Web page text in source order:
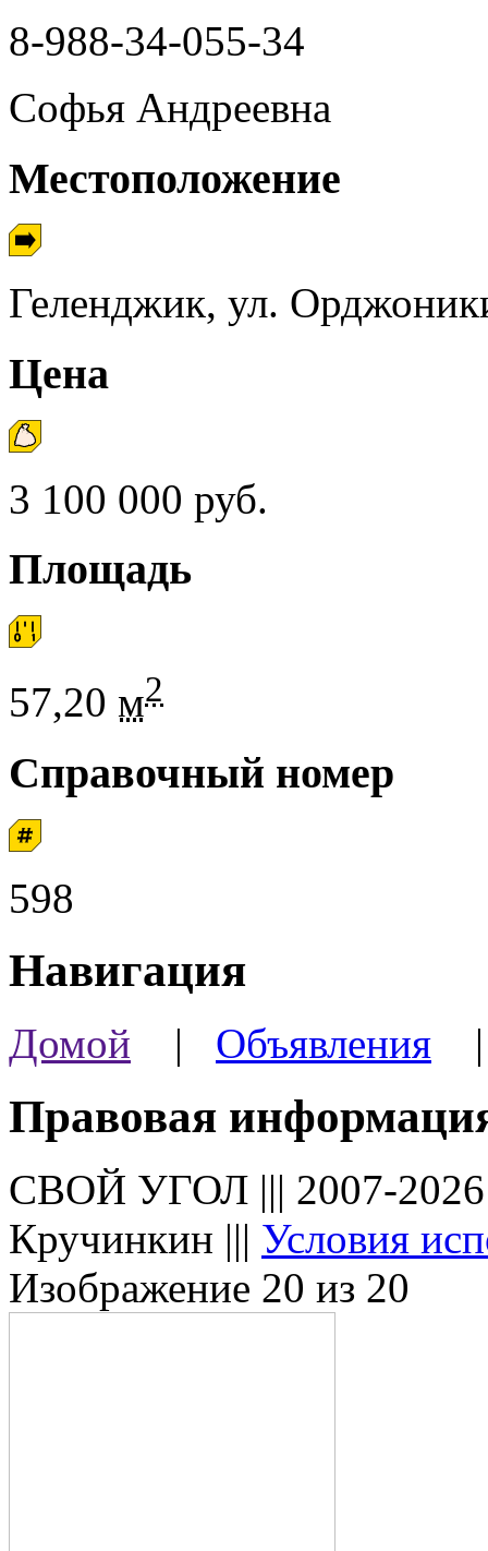
8-988-34-055-34
Софья Андреевна
Местоположение
Геленджик, ул.
Цена
3 100 000 руб.
Площадь
57,20 м2
Справочный номер
598
Навигация
Домой | Объявления
Правовая
СВОЙ УГОЛ ||| 2007-
Кручинкин ||| Условия
Изображение 20 из 20